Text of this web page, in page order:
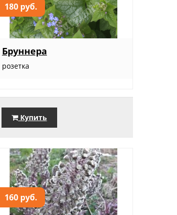
180 руб.
Бруннера
розетка
Купить
160 руб.